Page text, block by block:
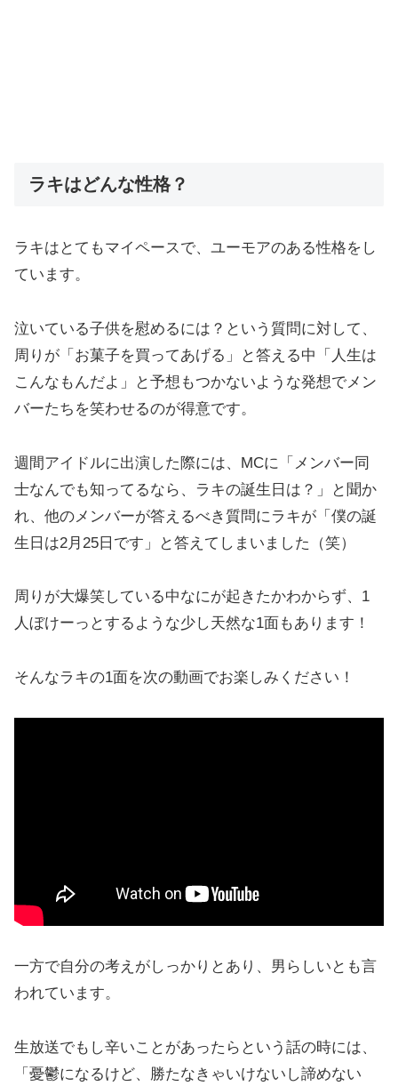
ラキはどんな性格？
ラキはとてもマイペースで、ユーモアのある性格をし
ています。
泣いている子供を慰めるには？という質問に対して、
周りが「お菓子を買ってあげる」と答える中「人生は
こんなもんだよ」と予想もつかないような発想でメン
バーたちを笑わせるのが得意です。
週間アイドルに出演した際には、MCに「メンバー同
士なんでも知ってるなら、ラキの誕生日は？」と聞か
れ、他のメンバーが答えるべき質問にラキが「僕の誕
生日は2月25日です」と答えてしまいました（笑）
周りが大爆笑している中なにが起きたかわからず、1
人ぼけーっとするような少し天然な1面もあります！
そんなラキの1面を次の動画でお楽しみください！
一方で自分の考えがしっかりとあり、男らしいとも言
われています。
生放送でもし辛いことがあったらという話の時には、
「憂鬱になるけど、勝たなきゃいけないし諦めない